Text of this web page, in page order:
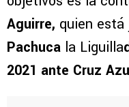
Aguirre, quien está
Pachuca la Liguilla
2021 ante Cruz